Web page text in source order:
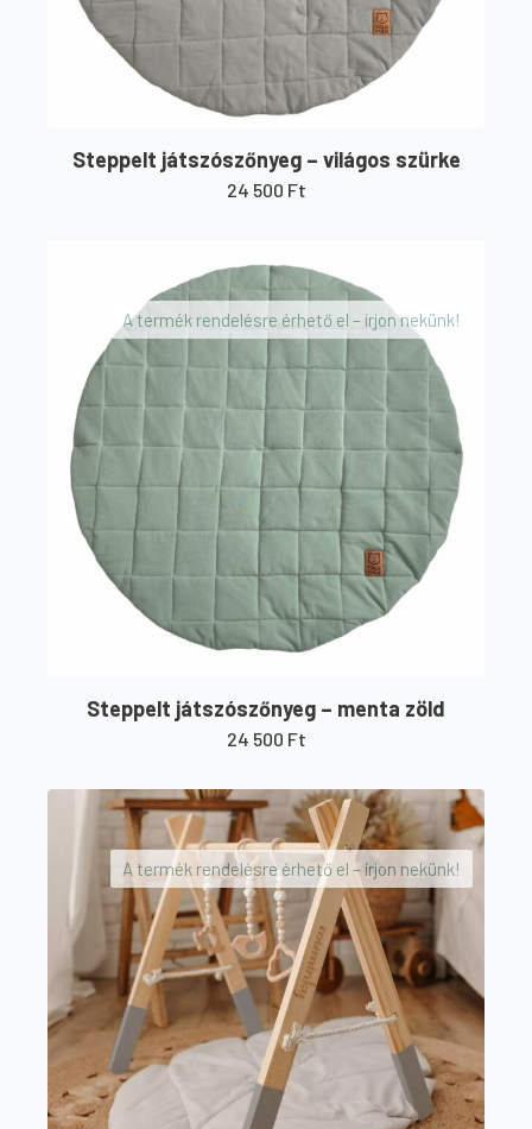
Steppelt játszószőnyeg – világos szürke
24 500 Ft
A termék rendelésre érhető el – írjon nekünk!
Steppelt játszószőnyeg – menta zöld
24 500 Ft
a
terméknek
több
variációja
van.
A
változatok
a
termékoldalon
választhatók
A termék rendelésre érhető el – írjon nekünk!